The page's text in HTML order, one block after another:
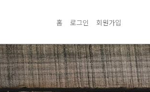
홈 로그인 회원가입